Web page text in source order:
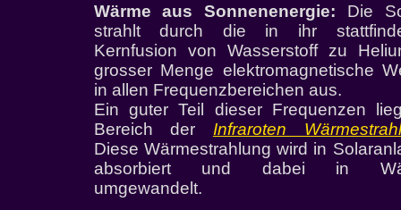
Wärme aus Sonnenenergie: Die
strahlt durch die in ihr
Kernfusion von Wasserstoff zu
grosser Menge elektromagnetische
in allen Frequenzbereichen aus.
Ein guter Teil dieser Frequenzen
Bereich der Infraroten
Diese Wärmestrahlung wird in
absorbiert und dabei in
umgewandelt.